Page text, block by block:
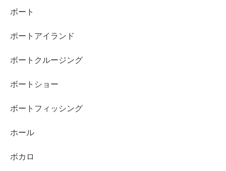
ボート
ポートアイランド
ボートクルージング
ボートショー
ボートフィッシング
ホール
ボカロ